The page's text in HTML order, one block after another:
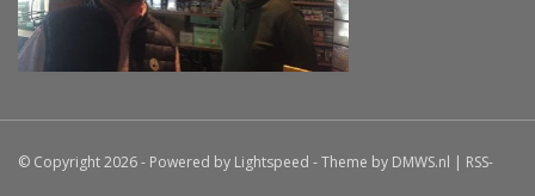
© Copyright 2026 - Powered by Lightspeed - Theme by DMWS.nl | RSS-